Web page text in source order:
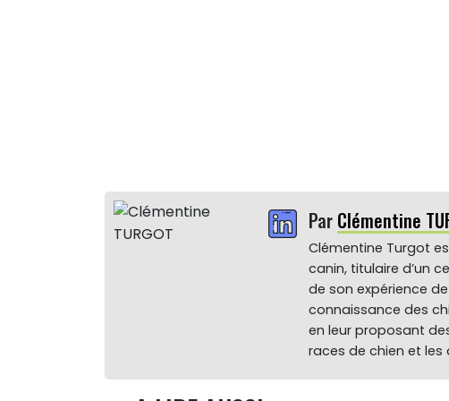
Par Clémentine
Clémentine Turgot
canin, titulaire d’un
de son expérience
connaissance des
en leur proposant
races de chien et les